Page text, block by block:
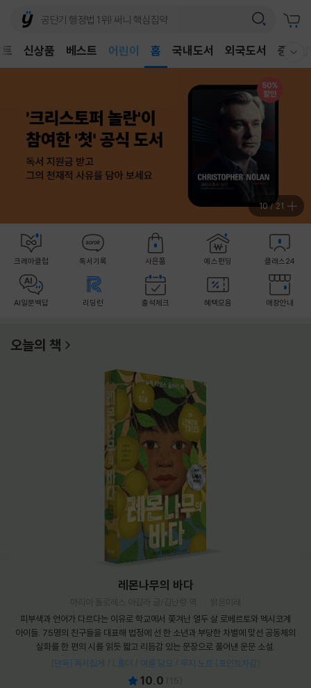
신상품 베스트
어린이
독후감
홈 국내도서 외국도서 중고샵
10/21
크레마클럽 독서기록 사은품 예스펀딩 클래스24
AI일문백답 리딩런 출석체크 혜택모음 매장안내
오늘의 책
레몬나무의 바다
피부색과 언어가 다르다는 이유로 학교에서 쫓겨난 열두 살 로베르토와 멕시코계
아이들. 75명의 친구들을 대표해 법정에 선 한 소년과 부당한 차별에 맞선 공동체의
실화를 한 편의 시를 읽듯 짧고 리듬감 있는 문장으로 풀어낸 운문 소설.
[단독] 독서집게 / L홀더 / 여름 담요 / 무지 노트 (포인트차감)
10.0